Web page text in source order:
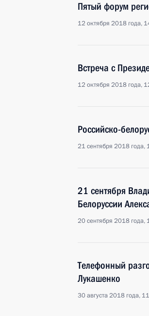
Пятый форум
12 октября 2018 года,
Встреча с
12 октября 2018 года,
Российско-
21 сентября 2018 года,
21 сентября
Белоруссии
20 сентября 2018 года,
Телефонный
Лукашенко
30 августа 2018 года,